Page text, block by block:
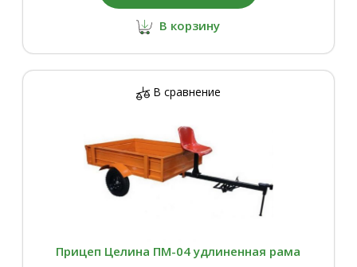
В корзину
В сравнение
Прицеп Целина ПМ-04 удлиненная рама